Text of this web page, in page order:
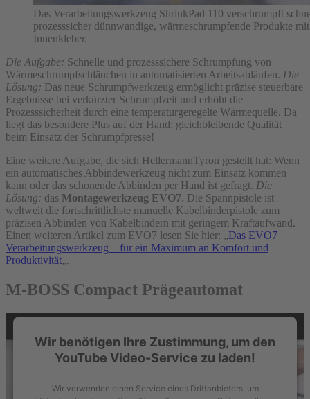
Das Verarbeitungswerkzeug ShrinkPad 110 verschrumpft
prozesssicher dünnwandige, wärmeschrumpfende Produkte
Innenkleber.
Die Aufgabe: Schnelle und prozesssichere Schrumpfung von
Wärmeschrumpfschläuchen in automatisierten Arbeitsabläufen. Die
Lösung: Das neue Schrumpfwerkzeug ermöglicht präzise steuerbare
Ergebnisse bei verkürzter Schrumpfzeit und erhöht die
Prozesssicherheit durch eine temperaturgeregelte Wärmequelle. Da
liegt das besondere Plus auf der Hand: gleichbleibende Qualität
beim Einsatz der Schrumpfpresse!
Eine weitere Aufgabe, die sich HellermannTyron gestellt hat: Wenn
ein automatisches Abbindewerkzeug nicht zum Einsatz kommen
kann oder das schonende Abbinden per Hand ist gefragt. Die
Lösung: das Montagewerkzeug EVO7. Die Spannpistole ist
weltweit die fortschrittlichste manuelle Kabelbinderpistole zum
präzisen Abbinden von Kabelbindern mit geringem Kraftaufwand.
Einen weiteren Artikel zum EVO7 lesen Sie hier: „Das EVO7
Verarbeitungswerkzeug – für ein Maximum an Komfort und
Produktivität„.
M-BOSS Compact Prägeautomat
Wir benötigen Ihre Zustimmung, um den
YouTube Video-Service zu laden!
Wir verwenden einen Service eines Drittanbieters, um